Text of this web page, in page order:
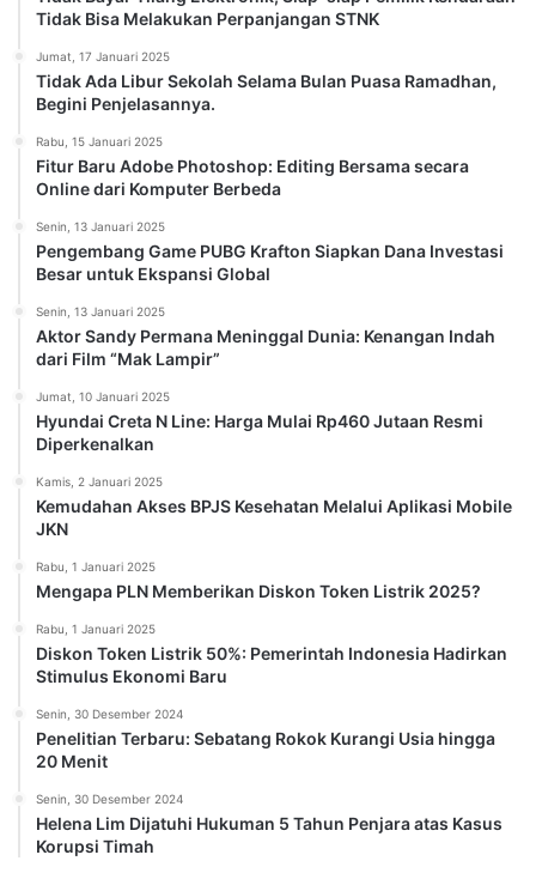
Tidak Bisa Melakukan Perpanjangan STNK
Jumat, 17 Januari 2025
Tidak Ada Libur Sekolah Selama Bulan Puasa Ramadhan,
Begini Penjelasannya.
Rabu, 15 Januari 2025
Fitur Baru Adobe Photoshop: Editing Bersama secara
Online dari Komputer Berbeda
Senin, 13 Januari 2025
Pengembang Game PUBG Krafton Siapkan Dana Investasi
Besar untuk Ekspansi Global
Senin, 13 Januari 2025
Aktor Sandy Permana Meninggal Dunia: Kenangan Indah
dari Film “Mak Lampir”
Jumat, 10 Januari 2025
Hyundai Creta N Line: Harga Mulai Rp460 Jutaan Resmi
Diperkenalkan
Kamis, 2 Januari 2025
Kemudahan Akses BPJS Kesehatan Melalui Aplikasi Mobile
JKN
Rabu, 1 Januari 2025
Mengapa PLN Memberikan Diskon Token Listrik 2025?
Rabu, 1 Januari 2025
Diskon Token Listrik 50%: Pemerintah Indonesia Hadirkan
Stimulus Ekonomi Baru
Senin, 30 Desember 2024
Penelitian Terbaru: Sebatang Rokok Kurangi Usia hingga
20 Menit
Senin, 30 Desember 2024
Helena Lim Dijatuhi Hukuman 5 Tahun Penjara atas Kasus
Korupsi Timah